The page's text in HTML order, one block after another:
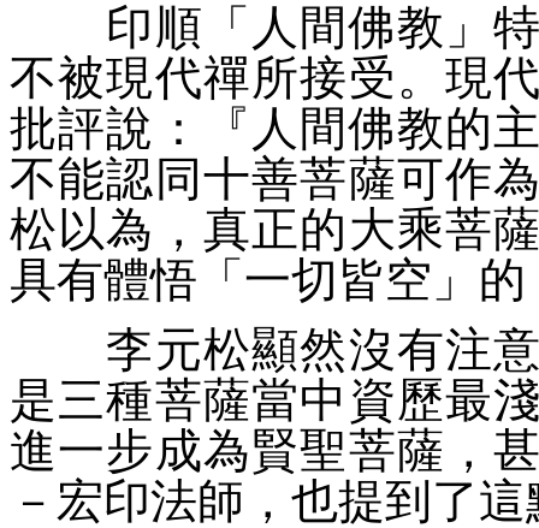
印順「 人間佛教 」
不被現代禪所接受。現
批評說：『 人間佛教的
不能認同十善菩薩可作
松以為，真正的大乘菩
具有體悟「 一切皆空 」
李元松顯然沒有注意
是三種菩薩當中資歷最
進一步成為賢聖菩薩，
－宏印法師，也提到了這